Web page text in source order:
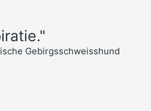
Gebirgsschweisshund